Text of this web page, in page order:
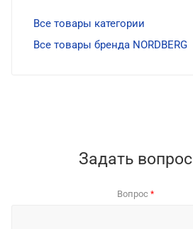
Все товары категории
Все товары бренда NORDBERG
Задать вопрос
Вопрос *